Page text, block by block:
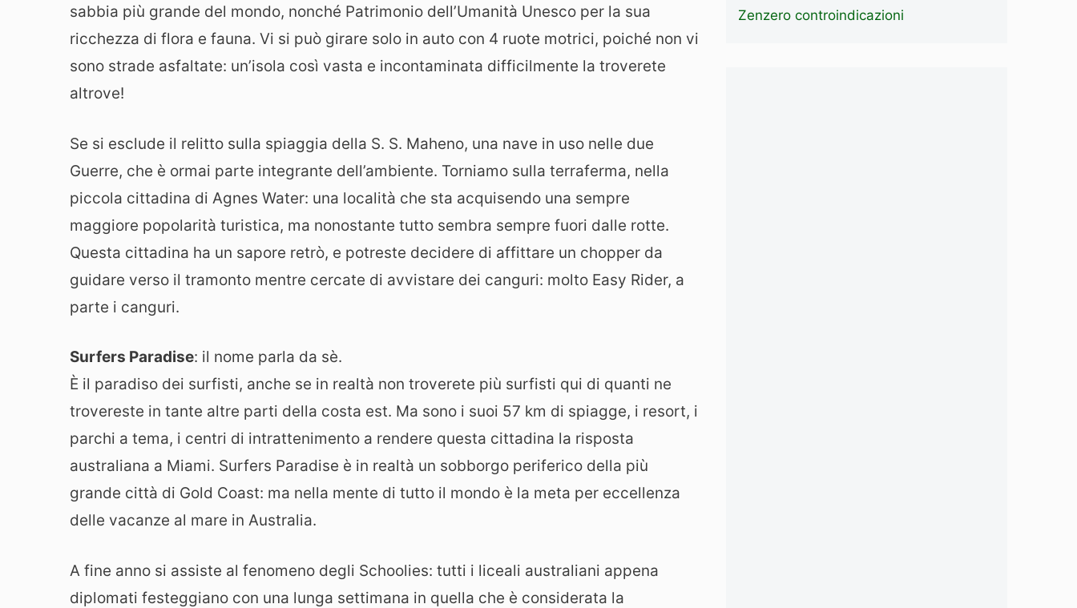
sabbia più grande del mondo, nonché Patrimonio dell’Umanità Unesco per la sua
ricchezza di flora e fauna. Vi si può girare solo in auto con 4 ruote motrici, poiché non vi
sono strade asfaltate: un’isola così vasta e incontaminata difficilmente la troverete
altrove!
Se si esclude il relitto sulla spiaggia della S. S. Maheno, una nave in uso nelle due
Guerre, che è ormai parte integrante dell’ambiente. Torniamo sulla terraferma, nella
piccola cittadina di Agnes Water: una località che sta acquisendo una sempre
maggiore popolarità turistica, ma nonostante tutto sembra sempre fuori dalle rotte.
Questa cittadina ha un sapore retrò, e potreste decidere di affittare un chopper da
guidare verso il tramonto mentre cercate di avvistare dei canguri: molto Easy Rider, a
parte i canguri.
Surfers Paradise: il nome parla da sè.
È il paradiso dei surfisti, anche se in realtà non troverete più surfisti qui di quanti ne
trovereste in tante altre parti della costa est. Ma sono i suoi 57 km di spiagge, i resort, i
parchi a tema, i centri di intrattenimento a rendere questa cittadina la risposta
australiana a Miami. Surfers Paradise è in realtà un sobborgo periferico della più
grande città di Gold Coast: ma nella mente di tutto il mondo è la meta per eccellenza
delle vacanze al mare in Australia.
A fine anno si assiste al fenomeno degli Schoolies: tutti i liceali australiani appena
diplomati festeggiano con una lunga settimana in quella che è considerata la
Zenzero controindicazioni